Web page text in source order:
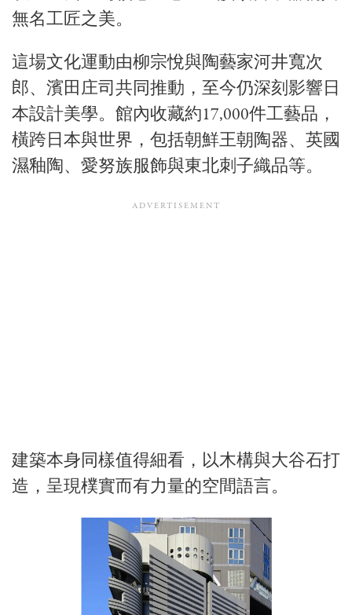
無名工匠之美。
這場文化運動由柳宗悅與陶藝家河井寬次
郎、 濱田庄司共同推動，至今仍深刻影響日
本設計美學。館內收藏約17,000件工藝品，
橫跨日本與世界，包括朝鮮王朝陶器、英國
濕釉陶、愛努族服飾與東北刺子織品等。
建築本身同樣值得細看，以木構與大谷石打
造，呈現樸實而有力量的空間語言。